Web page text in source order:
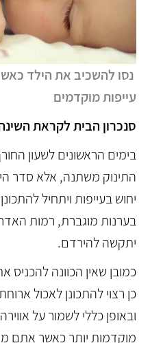
נסו להשכיב את הילד
עייפות מוקדמים
סנכרון הבית לקראת
בימים הראשונים לשעון
התינוק משתנה, אלא סדר
יחוש בעייפות ויתחיל
בערנות מוגברת, רמות
יתקשה להירדם.
כמובן שאין הכוונה
כן רצוי להתכונן לאכול
ובאופן כללי לשמור על
מוקדמות יותר כאשר אתם